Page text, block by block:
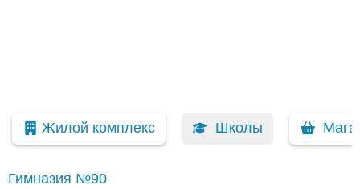
Жилой комплекс Школы
Гимназия №90